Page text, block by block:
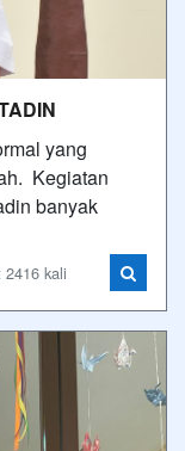
yang
Kegiatan
banyak
kali